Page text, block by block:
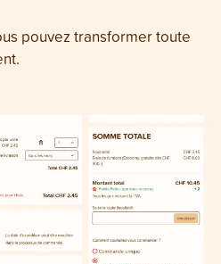
pouvez transformer toute